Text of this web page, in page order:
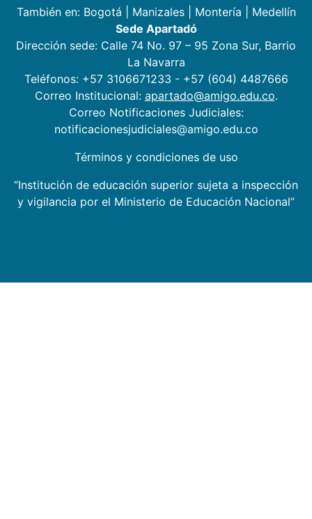
También en: Bogotá Manizales| Montería
Medellín
Sede Apartadó
Dirección sede: Calle 74 No. 97 – 95 Zona Sur, Barrio
La Navarra
Teléfonos: +57 3106671233 - +57 (604) 4487666
Correo Institucional: apartado@amigo.edu.co.
Correo Notificaciones Judiciales:
notificacionesjudiciales@amigo.edu.co
Términos y condiciones de uso
“Institución de educación superior sujeta a inspección
y vigilancia por el Ministerio de Educación Nacional”